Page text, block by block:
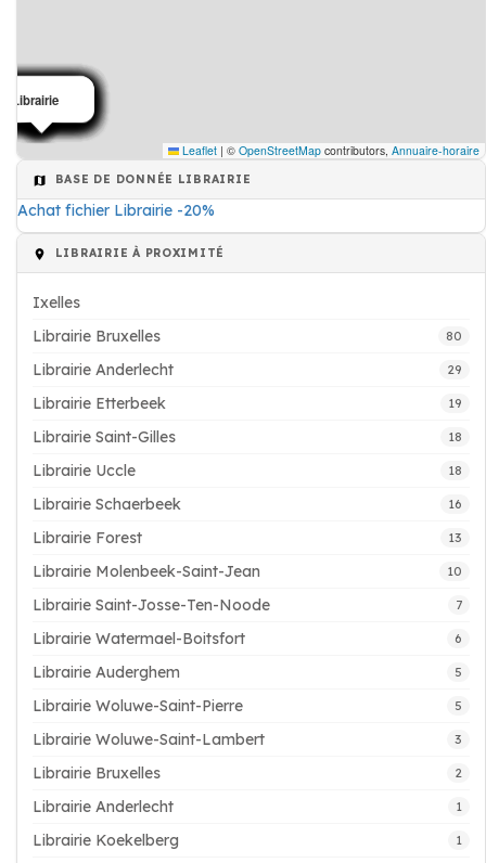
Librairie
Librairie
Librairie
Librairie
Librairie
Librairie
Librairie
Librairie
Librairie
Librairie
Librairie
Librairie
Librairie
Librairie
Librairie
Librairie
Librairie
Librairie
Librairie
Leaflet | © OpenStreetMap contributors, Annuaire-horaire
BASE DE DONNÉE LIBRAIRIE
Achat fichier Librairie -20%
LIBRAIRIE À PROXIMITÉ
Ixelles
Librairie Bruxelles
80
Librairie Anderlecht 29
Librairie Etterbeek 19
Librairie Saint-Gilles 18
Librairie Uccle 18
Librairie Schaerbeek 16
Librairie Forest 13
Librairie Molenbeek-Saint-Jean 10
Librairie Saint-Josse-Ten-Noode 7
Librairie Watermael-Boitsfort 6
Librairie Auderghem 5
Librairie Woluwe-Saint-Pierre 5
Librairie Woluwe-Saint-Lambert 3
Librairie Bruxelles 2
Librairie Anderlecht 1
Librairie Koekelberg 1